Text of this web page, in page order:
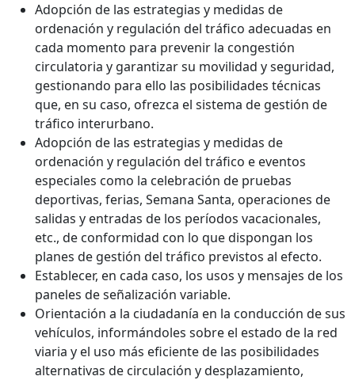
Adopción de las estrategias y medidas de
ordenación y regulación del tráfico adecuadas en
cada momento para prevenir la congestión
circulatoria y garantizar su movilidad y seguridad,
gestionando para ello las posibilidades técnicas
que, en su caso, ofrezca el sistema de gestión de
tráfico interurbano.
Adopción de las estrategias y medidas de
ordenación y regulación del tráfico e eventos
especiales como la celebración de pruebas
deportivas, ferias, Semana Santa, operaciones de
salidas y entradas de los períodos vacacionales,
etc., de conformidad con lo que dispongan los
planes de gestión del tráfico previstos al efecto.
Establecer, en cada caso, los usos y mensajes de los
paneles de señalización variable.
Orientación a la ciudadanía en la conducción de sus
vehículos, informándoles sobre el estado de la red
viaria y el uso más eficiente de las posibilidades
alternativas de circulación y desplazamiento,